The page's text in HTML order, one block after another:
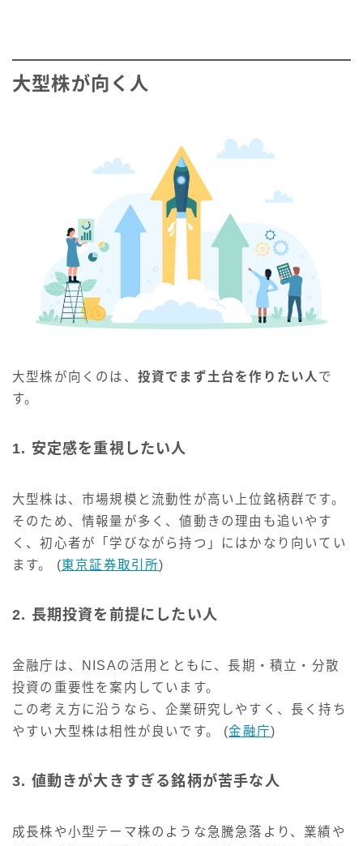
大型株が向く人
大型株が向くのは、 投資でまず土台を作りたい人 で
す。
1. 安定感を重視したい人
大型株は、市場規模と流動性が高い上位銘柄群です。
そのため、情報量が多く、値動きの理由も追いやす
く、初心者が「学びながら持つ」にはかなり向いてい
ます。 (東京証券取引所)
2. 長期投資を前提にしたい人
金融庁は、NISAの活用とともに、長期・積立・分散
投資の重要性を案内しています。
この考え方に沿うなら、企業研究しやすく、長く持ち
やすい大型株は相性が良いです。 (金融庁)
3. 値動きが大きすぎる銘柄が苦手な人
成長株や小型テーマ株のような急騰急落より、業績や